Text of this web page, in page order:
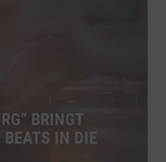
BRINGT
BEATS IN DIE